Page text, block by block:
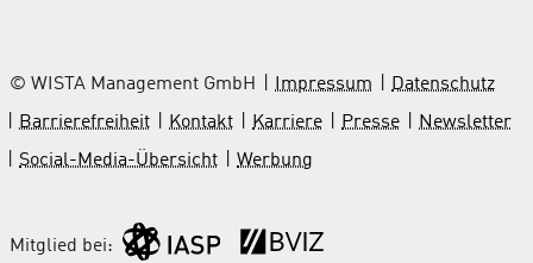
© WISTA Management GmbH Impressum
Datenschutz
Barrierefreiheit
Kontakt Karriere Presse
Newsletter
Social-Media-Übersicht
Werbung
Mitglied bei: